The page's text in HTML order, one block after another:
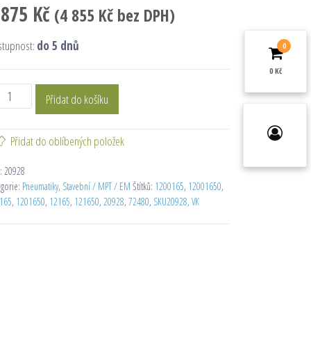
Kč (4 855 Kčbez DPH)
do 5 dnů
Přidat do košíku
Přidat do oblíbených položek
20928
Pneumatiky, Stavební / MPT / EM Štítků: 1200165, 12001650,
, 1201650, 12165, 121650, 20928, 72480, SKU20928, VK
0
0 Kč